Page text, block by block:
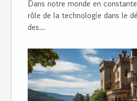
Dans notre monde en
rôle de la technologie dans le
des...